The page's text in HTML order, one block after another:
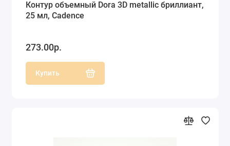
Контур объемный Dora 3D metallic бриллиант,
25 мл, Cadence
273.00р.
Купить